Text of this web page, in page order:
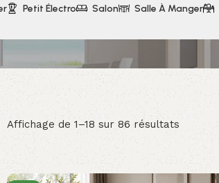
Petit Électro Salon Salle À Manger
Affichage de 1–18 sur 86 résultats